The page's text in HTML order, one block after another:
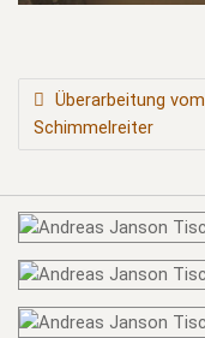
BEITRAGSNAVIGATIONÜberarbeitung vom
Schimmelreiter